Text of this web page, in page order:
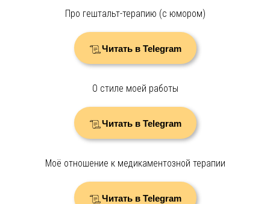
Про гештальт-терапию (с юмором)
Читать в Telegram
О стиле моей работы
Читать в Telegram
Моё отношение к медикаментозной терапии
Читать в Telegram